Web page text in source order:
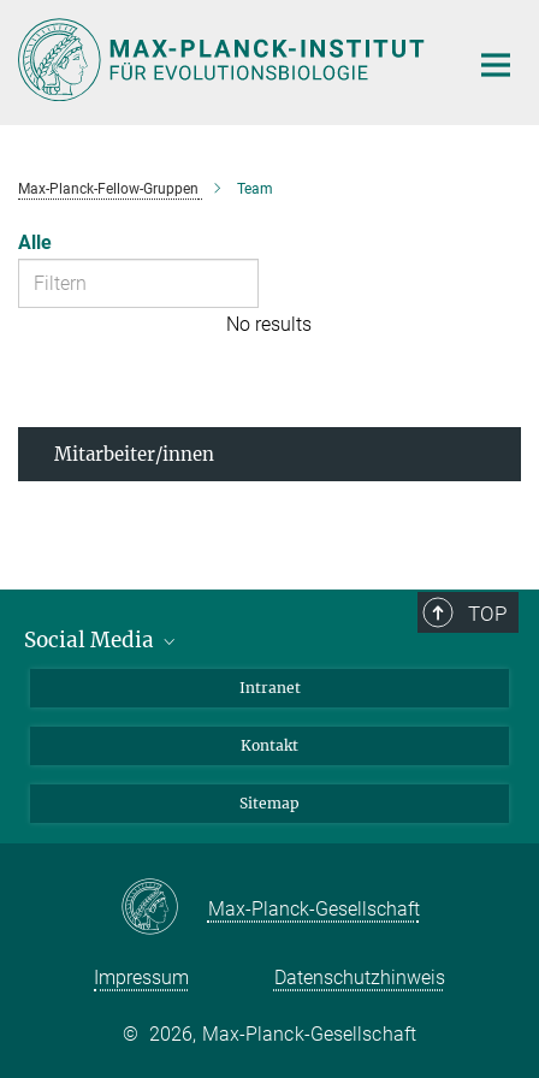
Hauptinhalt
Max-Planck-Fellow-Gruppen Team
Alle
No results
Mitarbeiter/innen
TOP
Social Media
LinkedIn
Intranet
Kontakt
Sitemap
Max-Planck-Gesellschaft
Impressum Datenschutzhinweis
© 2026, Max-Planck-Gesellschaft